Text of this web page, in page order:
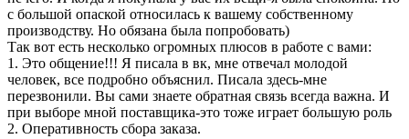
с большой опаской относилась к вашему собственному
производству. Но обязана была попробовать)
Так вот есть несколько огромных плюсов в работе с вами:
1. Это общение!!! Я писала в вк, мне отвечал молодой
человек, все подробно объяснил. Писала здесь-мне
перезвонили. Вы сами знаете обратная связь всегда важна. И
при выборе мной поставщика-это тоже играет большую роль
2. Оперативность сбора заказа.